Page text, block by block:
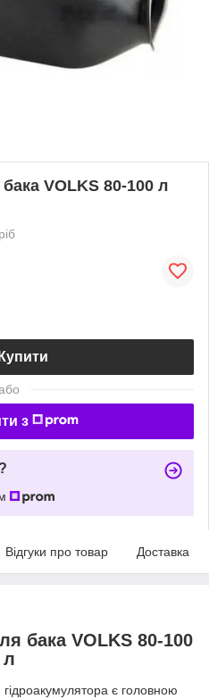
VOLKS 80-100 л
Купити
з
Відгуки про товар Доставка
бака VOLKS 80-100
л
є головною